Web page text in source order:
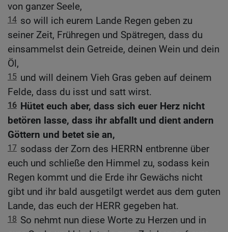
von ganzer Seele,
14 so will ich eurem Lande Regen geben zu
seiner Zeit, Frühregen und Spätregen, dass du
einsammelst dein Getreide, deinen Wein und dein
Öl,
15 und will deinem Vieh Gras geben auf deinem
Felde, dass du isst und satt wirst.
16 Hütet euch aber, dass sich euer Herz nicht
betören lasse, dass ihr abfallt und dient andern
Göttern und betet sie an,
17 sodass der Zorn des HERRN entbrenne über
euch und schließe den Himmel zu, sodass kein
Regen kommt und die Erde ihr Gewächs nicht
gibt und ihr bald ausgetilgt werdet aus dem guten
Lande, das euch der HERR gegeben hat.
18 So nehmt nun diese Worte zu Herzen und in